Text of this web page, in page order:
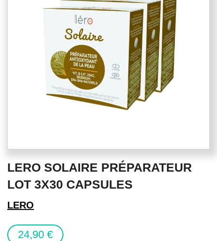
beginning
of
images
gallery
LERO SOLAIRE PRÉPARATEUR
LOT 3X30 CAPSULES
LERO
24,90 €